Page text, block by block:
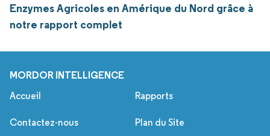
Enzymes Agricoles en Amérique du Nord grâce à
notre rapport complet
MORDOR INTELLIGENCE
Accueil Rapports
Contactez-nous Plan du Site